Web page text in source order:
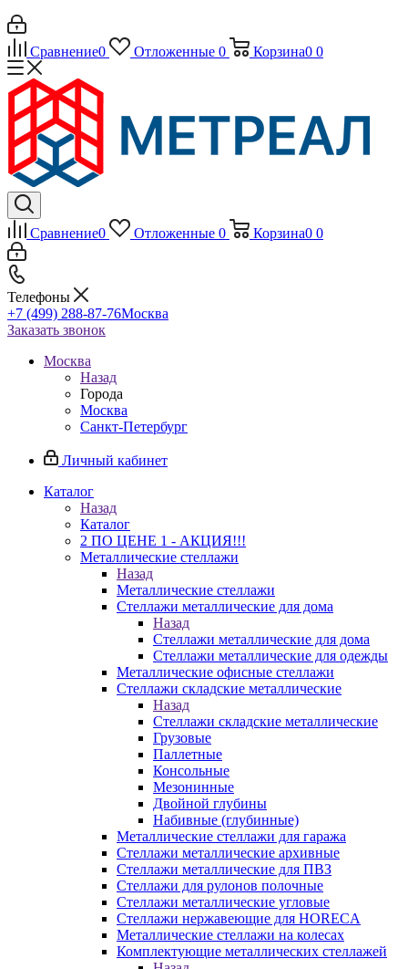
Сравнение0 Отложенные 0 Корзина0 0
Сравнение0 Отложенные 0 Корзина0 0
Телефоны
+7 (499) 288-87-76Москва
Заказать звонок
Москва
Назад
Города
Москва
Санкт-Петербург
Личный кабинет
Каталог
Назад
Каталог
2 ПО ЦЕНЕ 1 - АКЦИЯ!!!
Металлические стеллажи
Назад
Металлические стеллажи
Стеллажи металлические для дома
Назад
Стеллажи металлические для дома
Стеллажи металлические для одежды
Металлические офисные стеллажи
Стеллажи складские металлические
Назад
Стеллажи складские металлические
Грузовые
Паллетные
Консольные
Мезонинные
Двойной глубины
Набивные (глубинные)
Металлические стеллажи для гаража
Стеллажи металлические архивные
Стеллажи металлические для ПВЗ
Стеллажи для рулонов полочные
Стеллажи металлические угловые
Стеллажи нержавеющие для HORECA
Металлические стеллажи на колесах
Комплектующие металлических стеллажей